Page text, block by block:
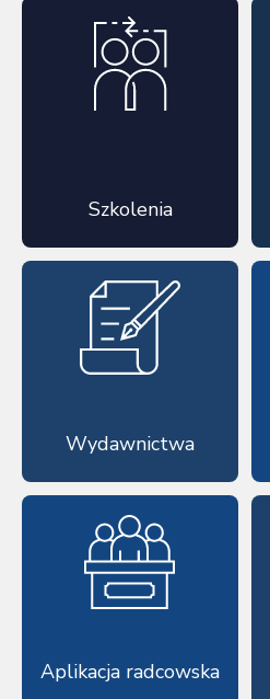
Szkolenia
Wydawnictwa
Aplikacja radcowska